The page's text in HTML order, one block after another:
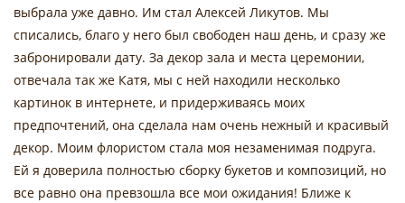
выбрала уже давно. Им стал Алексей Ликутов. Мы
списались, благо у него был свободен наш день, и сразу же
забронировали дату. За декор зала и места церемонии,
отвечала так же Катя, мы с ней находили несколько
картинок в интернете, и придерживаясь моих
предпочтений, она сделала нам очень нежный и красивый
декор. Моим флористом стала моя незаменимая подруга.
Ей я доверила полностью сборку букетов и композиций, но
все равно она превзошла все мои ожидания! Ближе к